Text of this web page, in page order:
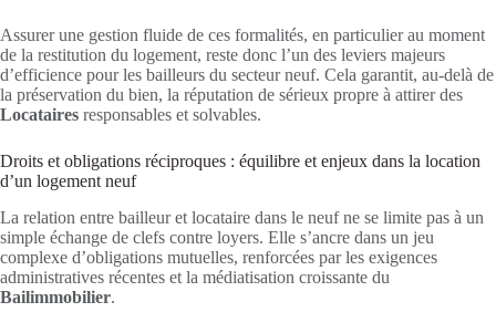
Assurer une gestion fluide de ces formalités, en particulier au moment
de la restitution du logement, reste donc l’un des leviers majeurs
d’efficience pour les bailleurs du secteur neuf. Cela garantit, au-delà de
la préservation du bien, la réputation de sérieux propre à attirer des
Locataires responsables et solvables.
Droits et obligations réciproques : équilibre et enjeux dans la location
d’un logement neuf
La relation entre bailleur et locataire dans le neuf ne se limite pas à un
simple échange de clefs contre loyers. Elle s’ancre dans un jeu
complexe d’obligations mutuelles, renforcées par les exigences
administratives récentes et la médiatisation croissante du
Bailimmobilier.